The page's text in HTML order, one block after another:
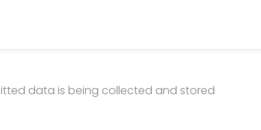
data is being collected and stored